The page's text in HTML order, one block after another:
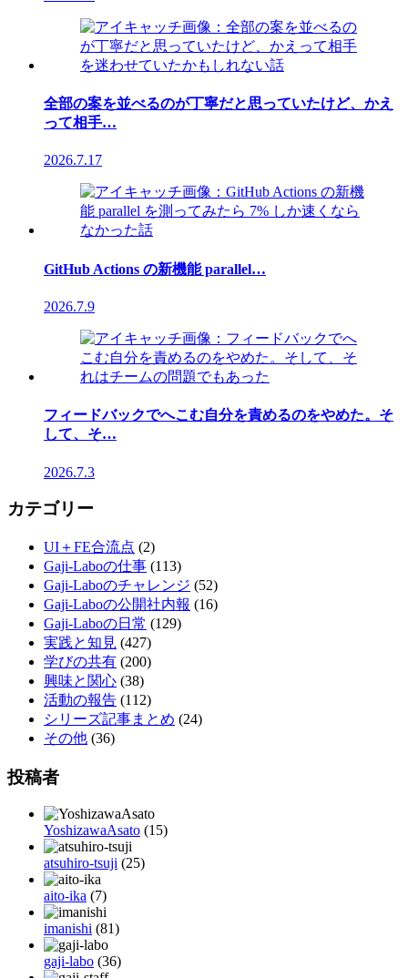
全部の案を並べるのが丁寧だと思っていたけど、かえ
って相手…
2026.7.17
GitHub Actions の新機能 parallel…
2026.7.9
フィードバックでへこむ自分を責めるのをやめた。そ
して、そ…
2026.7.3
カテゴリー
UI＋FE合流点 (2)
Gaji-Laboの仕事 (113)
Gaji-Laboのチャレンジ (52)
Gaji-Laboの公開社内報 (16)
Gaji-Laboの日常 (129)
実践と知見 (427)
学びの共有 (200)
興味と関心 (38)
活動の報告 (112)
シリーズ記事まとめ (24)
その他 (36)
投稿者
YoshizawaAsato (15)
atsuhiro-tsuji (25)
aito-ika (7)
imanishi (81)
gaji-labo (36)